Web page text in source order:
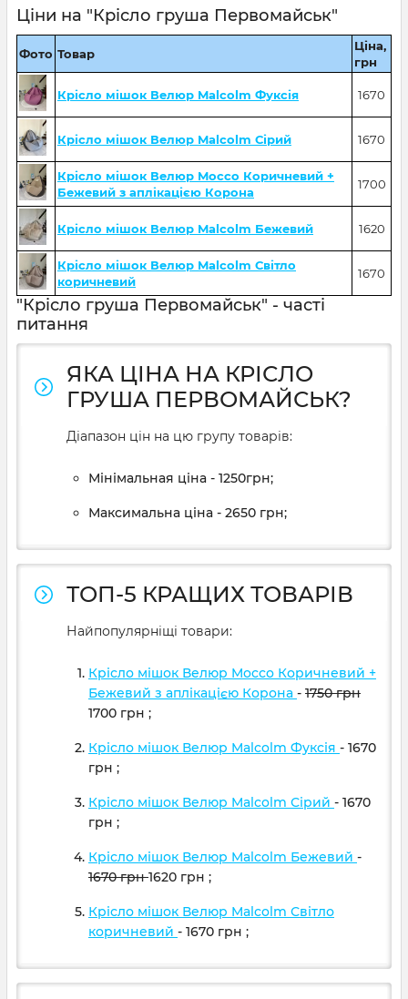
Ціни на "Крісло груша Первомайськ"
Фото Товар
Ціна,
грн
Крісло мішок Велюр Malcolm Фуксія 1670
Крісло мішок Велюр Malcolm Сірий 1670
Крісло мішок Велюр Mocco Коричневий +
Бежевий з аплікацією Корона
1700
Крісло мішок Велюр Malcolm Бежевий 1620
Крісло мішок Велюр Malcolm Світло
коричневий
1670
"Крісло груша Первомайськ" - часті
питання
ЯКА ЦІНА НА КРІСЛО
ГРУША ПЕРВОМАЙСЬК?
Діапазон цін на цю групу товарів:
Мінімальная ціна - 1250грн;
Максимальна ціна - 2650 грн;
ТОП-5 КРАЩИХ ТОВАРІВ
Найпопулярніщі товари:
Крісло мішок Велюр Mocco Коричневий +
Бежевий з аплікацією Корона - 1750грн
1700 грн ;
Крісло мішок Велюр Malcolm Фуксія - 1670
грн ;
Крісло мішок Велюр Malcolm Сірий - 1670
грн ;
Крісло мішок Велюр Malcolm Бежевий -
1670грн1620 грн ;
Крісло мішок Велюр Malcolm Світло
коричневий - 1670 грн ;